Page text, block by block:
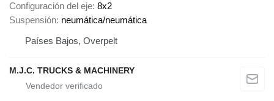
Configuración del eje 8x2
Suspensión neumática/neumática
Países Bajos, Overpelt
M.J.C. TRUCKS & MACHINERY